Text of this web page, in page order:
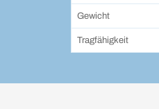
Gewicht
Tragfähigkeit